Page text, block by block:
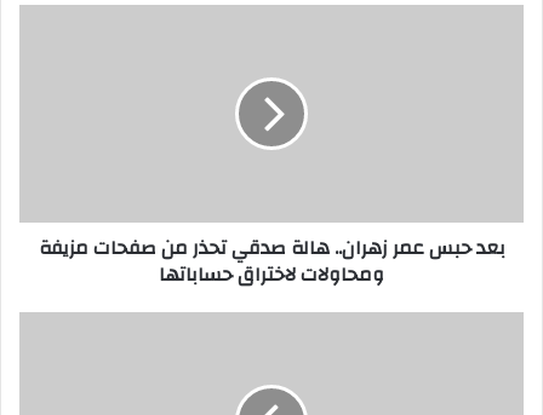
بعد حبس عمر زهران.. هالة صدقي تحذر من صفحات مزيفة
ومحاولات لاختراق حساباتها